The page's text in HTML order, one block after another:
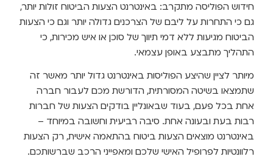
חידוש הפוליסה מתקרב: באינטרנט הצעות הביטוח זולות יותר,
גם כי התחרות על ליבם של הצרכנים גדולה יותר וגם כי הצעות
הביטוח מגיעות ללא דמי תיווך של סוכן או איש מכירות, כי
התהליך מתבצע באופן עצמאי.
מיותר לציין שהיצע הפוליסות באינטרנט גדול יותר מאשר זה
שתמצאו בשיטה המסורתית, הדורשת מכם לעבור חברה
אחת בכל פעם, בעוד שבאונליין בודקים הצעות של חברות
רבות בעת ובעונה אחת. סיבה רביעית וחשובה במיוחד –
באינטרנט מוצאים הצעות ביטוח בהתאמה אישית, רק הצעות
רלוונטיות לפרופיל האישי שלכם ומאפייני הרכב שברשותכם.